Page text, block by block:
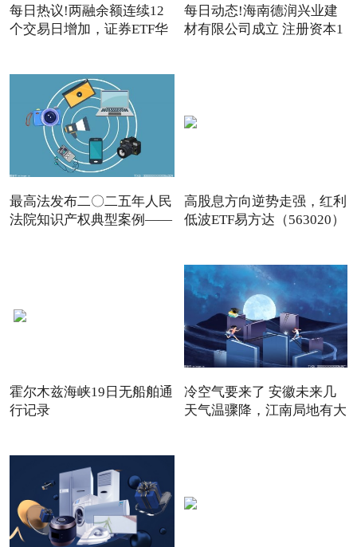
每日热议!两融余额连续12
个交易日增加，证券ETF华
每日动态!海南德润兴业建
材有限公司成立 注册资本1
最高法发布二〇二五年人民
法院知识产权典型案例——
高股息方向逆势走强，红利
低波ETF易方达（563020）
霍尔木兹海峡19日无船舶通
行记录
冷空气要来了 安徽未来几
天气温骤降，江南局地有大